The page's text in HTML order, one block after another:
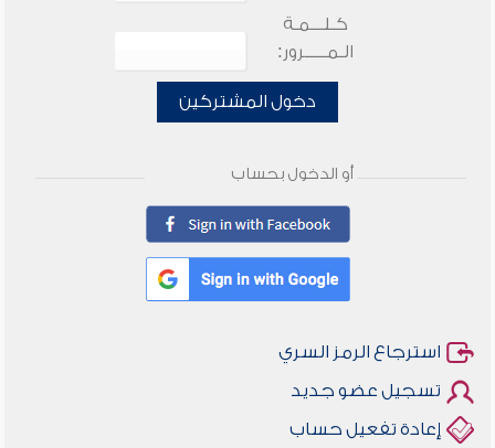
كـلـــمـة
الـمـــــرور:
دخول المشتركين
أو الدخول بحساب
استرجاع الرمز السري
تسجيل عضو جديد
إعادة تفعيل حساب